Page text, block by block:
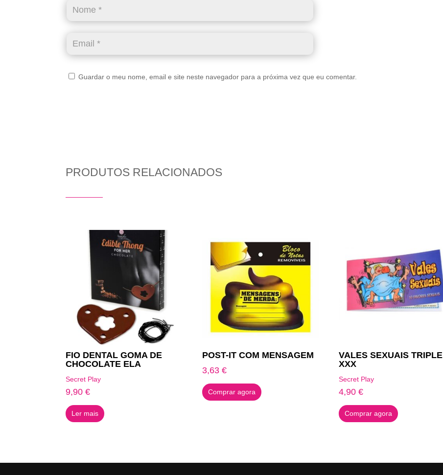
Guardar o meu nome, email e site neste navegador para a próxima vez que eu comentar.
PRODUTOS RELACIONADOS
FIO DENTAL GOMA DE
CHOCOLATE ELA
Secret Play
9,90€
Ler mais
POST-IT COM MENSAGEM
3,63€
Comprar agora
VALES SEXUAIS TRIPLE
XXX
Secret Play
4,90€
Comprar agora